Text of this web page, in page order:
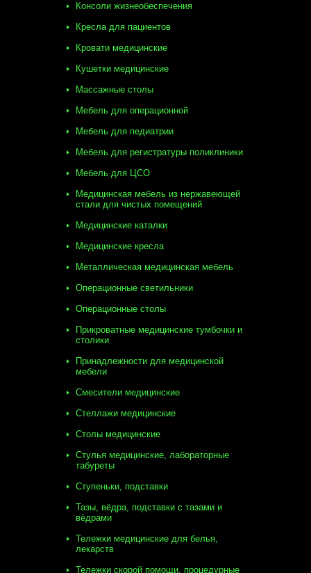
Консоли жизнеобеспечения
Кресла для пациентов
Кровати медицинские
Кушетки медицинские
Массажные столы
Мебель для операционной
Мебель для педиатрии
Мебель для регистратуры поликлиники
Мебель для ЦСО
Медицинская мебель из нержавеющей
стали для чистых помещений
Медицинские каталки
Медицинские кресла
Металлическая медицинская мебель
Операционные светильники
Операционные столы
Прикроватные медицинские тумбочки и
столики
Принадлежности для медицинской
мебели
Смесители медицинские
Стеллажи медицинские
Столы медицинские
Стулья медицинские, лабораторные
табуреты
Ступеньки, подставки
Тазы, вёдра, подставки с тазами и
вёдрами
Тележки медицинские для белья,
лекарств
Тележки скорой помощи, процедурные